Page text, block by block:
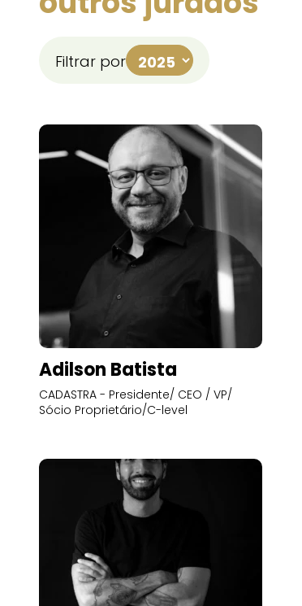
Filtrar por
Adilson Batista
CADASTRA - Presidente/ CEO / VP/
Sócio Proprietário/C-level